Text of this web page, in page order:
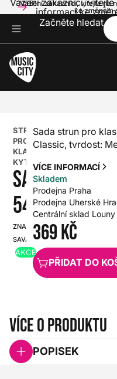
Vážení zákazníci, vítejte na
ke změnám
Vážení zákazníci,
informací ke
Začněte hledat
STRUNY
PRO
KLASICKOU
KYTARU
SAVAREZ
540R
ZNAČKA:
SAVAREZ
SKU:
HX0000000004503
AKCE
Sada strun pro
Classic, tvrdost:
VÍCE INFORMACÍ
Skladem
Prodejna Praha
Prodejna Uherské
Centrální sklad Louny
369 Kč
PŘIDAT DO
Více o produktu
POPISEK